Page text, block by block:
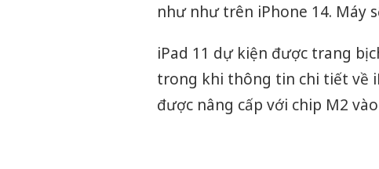
như như trên iPhone 14. Máy
iPad 11 dự kiện được trang bị
trong khi thông tin chi tiết về
được nâng cấp với chip M2